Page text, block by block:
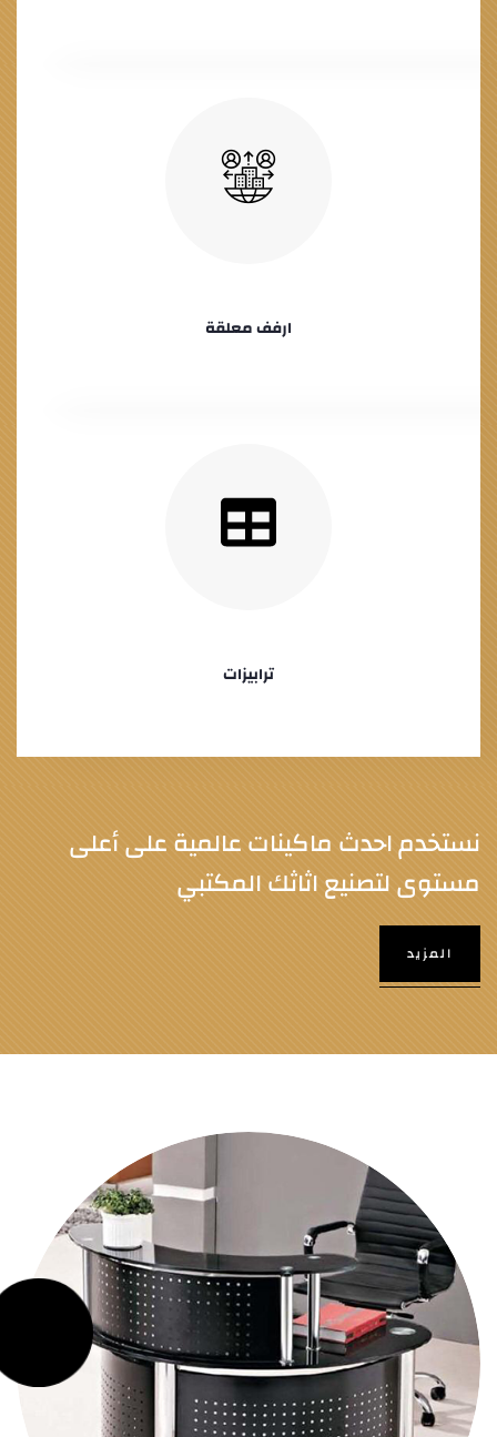
ارفف معلقة
ترابيزات
نستخدم احدث ماكينات عالمية على أعلى
مستوى لتصنيع اثاثك المكتبي
المزيد